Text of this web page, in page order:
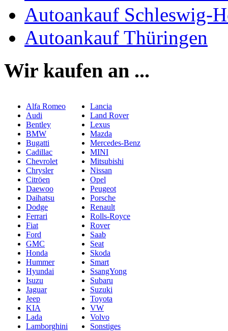
Autoankauf Schleswig-
Autoankauf Thüringen
Wir kaufen an ...
Alfa Romeo
Audi
Bentley
BMW
Bugatti
Cadillac
Chevrolet
Chrysler
Citröen
Daewoo
Daihatsu
Dodge
Ferrari
Fiat
Ford
GMC
Honda
Hummer
Hyundai
Isuzu
Jaguar
Jeep
KIA
Lada
Lamborghini
Lancia
Land Rover
Lexus
Mazda
Mercedes-Benz
MINI
Mitsubishi
Nissan
Opel
Peugeot
Porsche
Renault
Rolls-Royce
Rover
Saab
Seat
Skoda
Smart
SsangYong
Subaru
Suzuki
Toyota
VW
Volvo
Sonstiges